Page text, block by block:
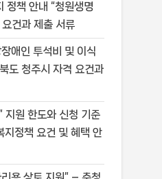
정책 안내 “청원생명
건과 제출 서류
애인 투석비 및 이식
도 청주시 자격 요건과
지원 한도와 신청 기준
지정책 요건 및 혜택 안